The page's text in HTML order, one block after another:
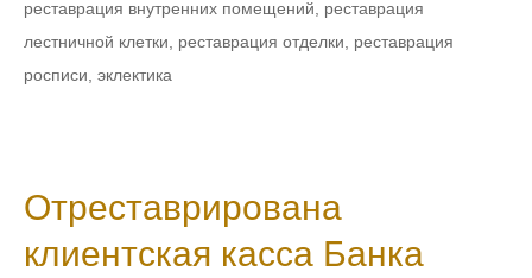
реставрация внутренних помещений
реставрация
лестничной клетки
реставрация отделки
реставрация
росписи эклектика
Отреставрирована
клиентская касса Банка